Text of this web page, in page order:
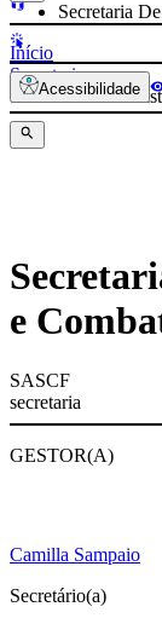
Acessibilidade
Secretaria
Início
Secretarias
Secretaria De
e
SASCF
secretaria
GESTOR(A)
Camilla Sampaio
Secretário(a)